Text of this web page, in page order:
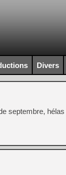
Divers
septembre,